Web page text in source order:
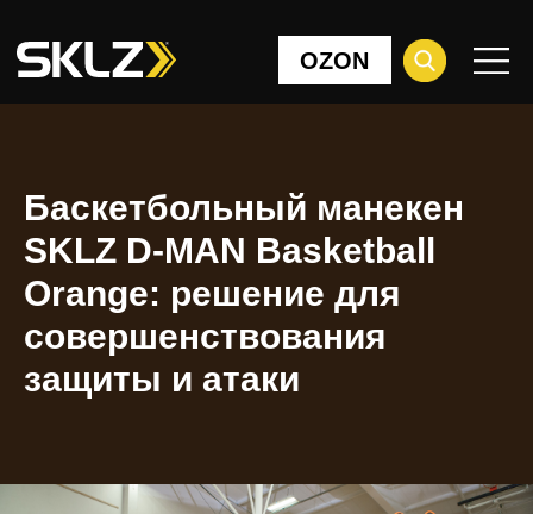
Баскетбольный манекен
SKLZ D-MAN Basketball
Orange: решение для
совершенствования
защиты и атаки